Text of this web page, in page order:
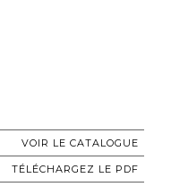
VOIR LE CATALOGUE
TÉLÉCHARGEZ LE PDF